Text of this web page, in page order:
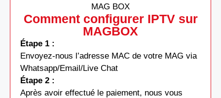
MAG BOX
Comment configurer IPTV sur
MAGBOX
Étape 1 :
Envoyez-nous l’adresse MAC de votre MAG via
Whatsapp/Email/Live Chat
Étape 2 :
Après avoir effectué le paiement, nous vous